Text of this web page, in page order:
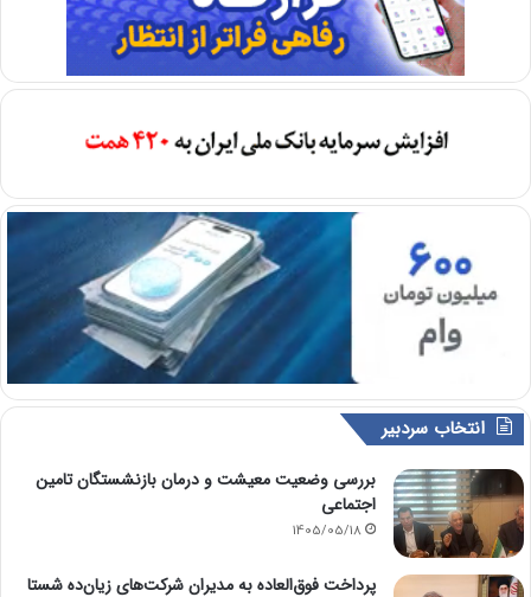
انتخاب سردبیر
بررسی وضعیت معیشت و درمان بازنشستگان تامین
اجتماعی
1405/05/18
پرداخت فوق‌العاده به مدیران شرکت‌های زیان‌ده شستا